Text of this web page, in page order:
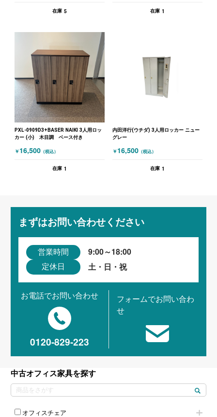
在庫 5 在庫 1
PXL-0909D3+BASER NAIKI 3人用ロッ
カー (小) 木目調 ベース付き
￥ 16,500 （税込）
在庫 1
内田洋行(ウチダ) 3人用ロッカー ニュー
グレー
￥ 16,500 （税込）
在庫 1
まずはお問い合わせください
営業時間 9:00～18:00
定休日 土・日・祝
お電話でお問い合わせ
0120-829-223
フォームでお問い合わ
せ
中古オフィス家具を探す
オフィスチェア